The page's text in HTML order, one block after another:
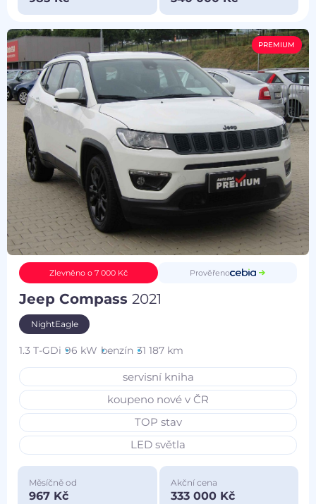
PREMIUM
Zlevněno o 7 000 Kč Prověřeno
Jeep Compass2021
NightEagle
1.3 T-GDi 96 kW benzín 31 187 km
servisní kniha
koupeno nové v ČR
TOP stav
LED světla
Měsíčně od
967 Kč
Akční cena
333 000 Kč